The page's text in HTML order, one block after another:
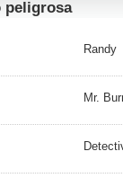
peligrosa
Randy
Mr.